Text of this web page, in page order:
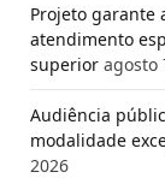
Projeto garante
atendimento
superior agosto
Audiência
modalidade
2026